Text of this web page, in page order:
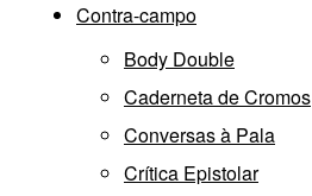
Contra-campo
Body Double
Caderneta de Cromos
Conversas à Pala
Crítica Epistolar